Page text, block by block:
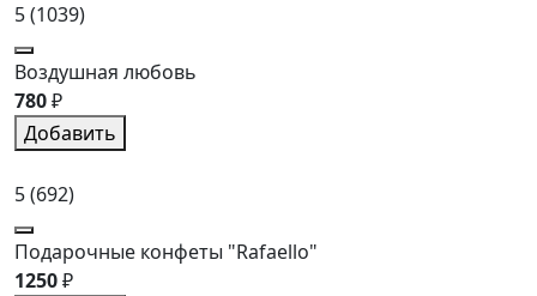
5(1039)
Воздушная любовь
780₽
Добавить
5(692)
Подарочные конфеты "Rafaello"
1250₽